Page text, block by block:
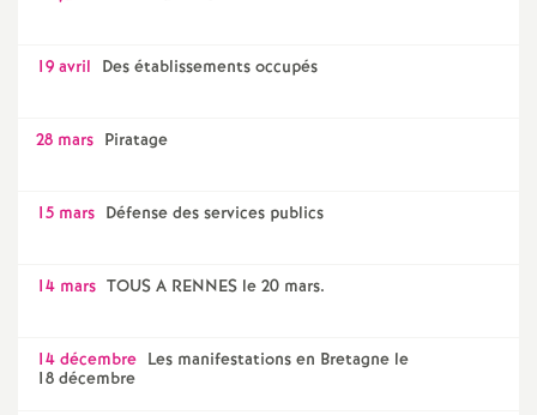
19 avril Des établissements occupés
28 mars Piratage
15 mars Défense des services publics
14 mars TOUS A RENNES le 20 mars.
14 décembre Les manifestations en Bretagne le
18 décembre